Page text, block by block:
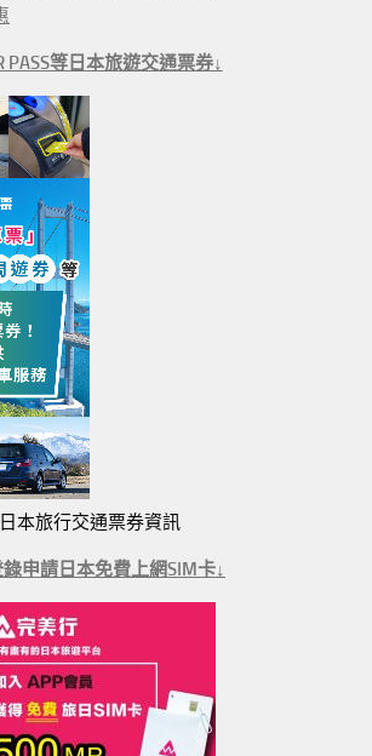
PASS等日本旅遊交通票券↓
日本旅行交通票券資訊
錄申請日本免費上網SIM卡↓